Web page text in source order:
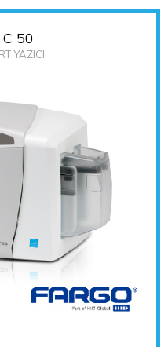
C 50
YAZICI